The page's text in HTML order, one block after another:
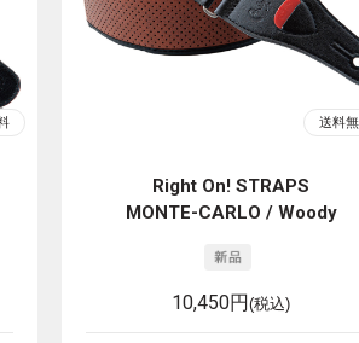
Right On! STRAPS
MONTE-CARLO / Woody
10,450円(税込)